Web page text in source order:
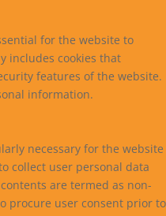
for the website to
includes cookies that
features of the website.
information.
necessary for the website
collect user personal data
are termed as non-
procure user consent prior to